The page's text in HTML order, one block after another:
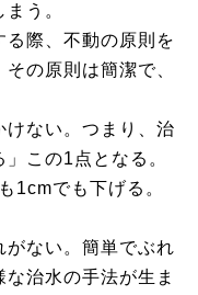
う。
る際、不動の原則を
の原則は簡潔で、
けない。つまり、治
この1点となる。
1cmでも下げる。
がない。簡単でぶれ
治水の手法が生ま